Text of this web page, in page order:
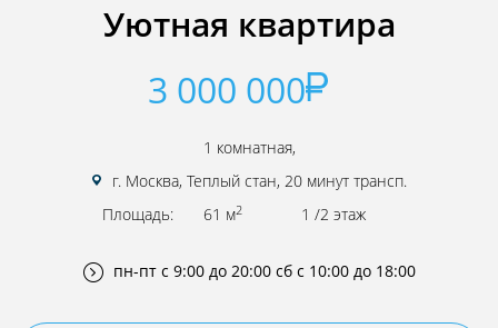
Уютная квартира
3 000 000
1 комнатная,
г. Москва, Теплый стан, 20 минут трансп.
Площадь:
61 м2 1 /2 этаж
пн-пт с 9:00 до 20:00 сб с 10:00 до 18:00